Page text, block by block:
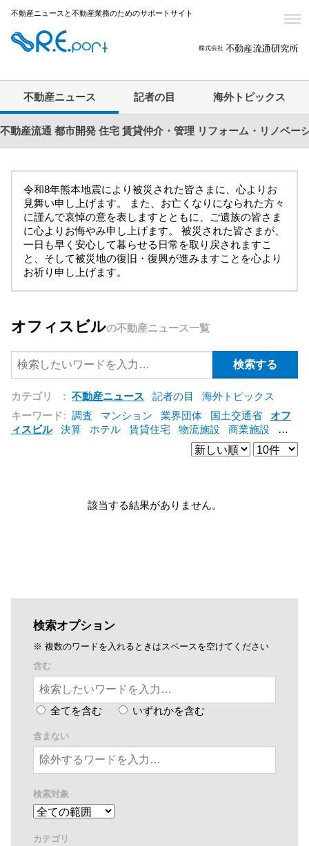
不動産ニュースと不動産業務のためのサポートサイト
不動産ニュース 記者の目 海外トピックス
不動産流通 都市開発 住宅 賃貸仲介・管理 リフォーム・リノベー
令和8年熊本地震により被災された皆さまに、心よりお
見舞い申し上げます。 また、お亡くなりになられた方々
に謹んで哀悼の意を表しますとともに、ご遺族の皆さま
に心よりお悔やみ申し上げます。 被災された皆さまが、
一日も早く安心して暮らせる日常を取り戻されますこ
と、そして被災地の復旧・復興が進みますことを心より
お祈り申し上げます。
オフィスビルの不動産ニュース一覧
カテゴリ : 不動産ニュース 記者の目
海外トピックス
キーワード: 調査 マンション 業界団体 国土交通省
オフ
ィスビル
決算 ホテル 賃貸住宅 物流施設 商業施設
海
東急不動産 賃料
ア
野村不動産 ZEH [+]
該当する結果がありません。
検索オプション
※ 複数のワードを入れるときはスペースを空けてください
含む
全てを含む いずれかを含む
含まない
検索対象
カテゴリ